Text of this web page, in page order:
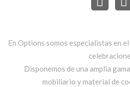
En Options somos especialistas en
Disponemos de una amplia
mobiliario y material de